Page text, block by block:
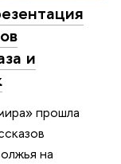
и
прошла
на